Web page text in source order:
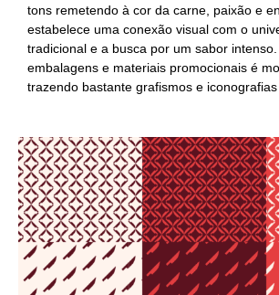
tons remetendo à cor da carne, paixão e
estabelece uma conexão visual com o
tradicional e a busca por um sabor intenso.
embalagens e materiais promocionais é
trazendo bastante grafismos e